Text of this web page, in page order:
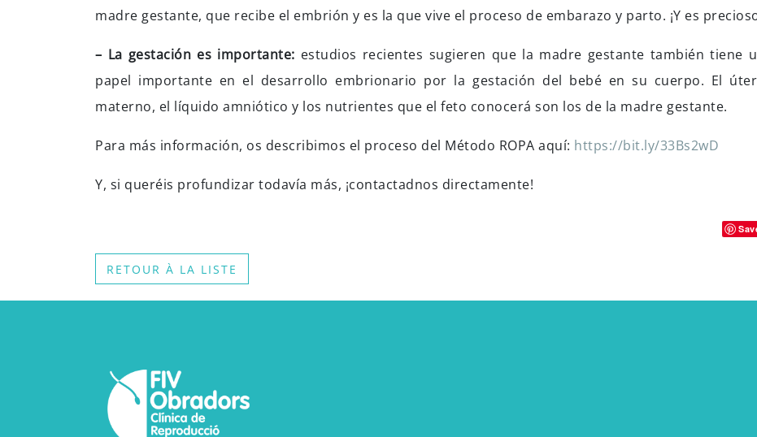
madre gestante, que recibe el embrión y es la que vive el proceso de embarazo y parto. ¡Y es
– La gestación es importante: estudios recientes sugieren que la madre gestante también tiene
papel importante en el desarrollo embrionario por la gestación del bebé en su cuerpo. El
materno, el líquido amniótico y los nutrientes que el feto conocerá son los de la madre gestante.
Para más información, os describimos el proceso del Método ROPA aquí: https://bit.ly/33Bs2wD
Y, si queréis profundizar todavía más, ¡contactadnos directamente!
RETOUR À LA LISTE